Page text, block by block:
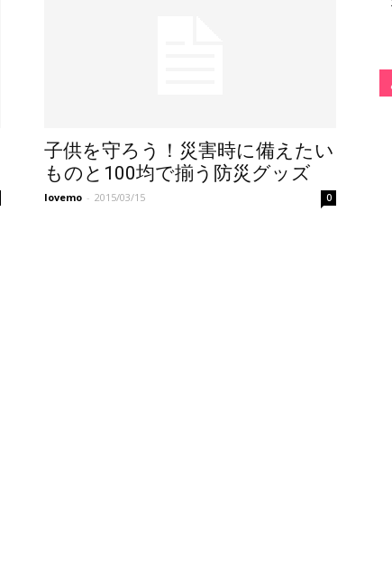
子供を守ろう！災害時に備えたい
ものと100均で揃う防災グッズ
lovemo - 2015/03/15 0